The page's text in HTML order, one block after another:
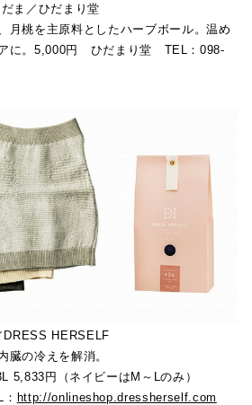
ま／ひだまり堂
月桃を主原料としたハーブボール。温め
に。5,000円 ひだまり堂 TEL：098-
HERSELF
臓の冷えを解消。
5,833円（ネイビーはM～Lのみ）
http://onlineshop.dressherself.com